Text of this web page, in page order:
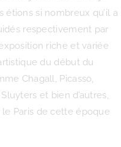
étions si nombreux qu’il a
respectivement par
riche et variée
du début du
Chagall, Picasso,
et bien d’autres,
Paris de cette époque